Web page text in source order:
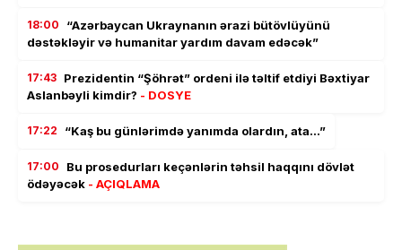
18:00
“Azərbaycan Ukraynanın ərazi bütövlüyünü
dəstəkləyir və humanitar yardım davam edəcək”
17:43 Prezidentin “Şöhrət” ordeni ilə təltif etdiyi Bəxtiyar
Aslanbəyli kimdir? - DOSYE
17:22 “Kaş bu günlərimdə yanımda olardın, ata…”
17:00
Bu prosedurları keçənlərin təhsil haqqını dövlət
ödəyəcək - AÇIQLAMA